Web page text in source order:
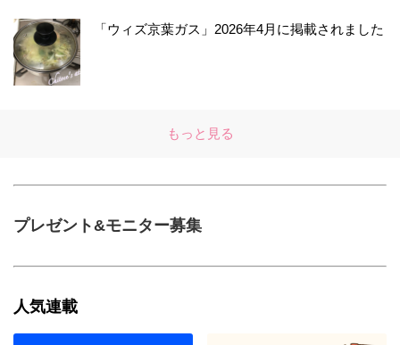
「ウィズ京葉ガス」2026年4月に掲載されました
もっと見る
プレゼント&モニター募集
人気連載